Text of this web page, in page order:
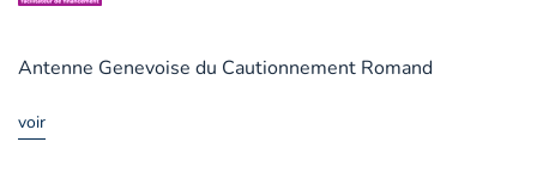
Antenne Genevoise du Cautionnement Romand
voir